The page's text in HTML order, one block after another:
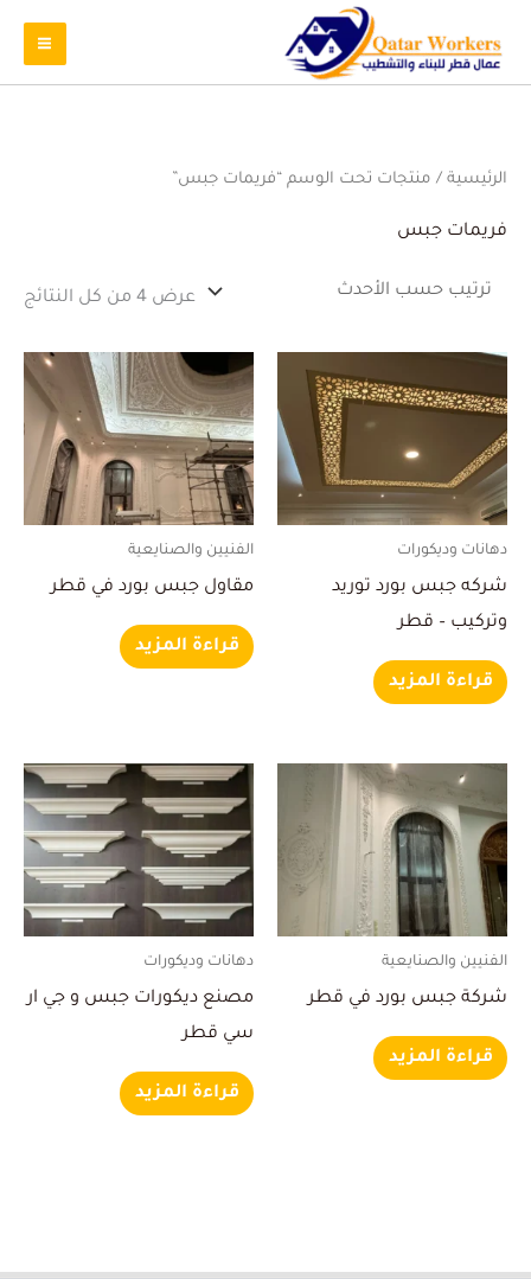
الرئيسية / منتجات تحت الوسم “فريمات جبس”
فريمات جبس
عرض ⁦4⁩ من كل النتائج
دهانات وديكورات
شركه جبس بورد توريد
وتركيب – قطر
قراءة المزيد
الفنيين والصنايعية
مقاول جبس بورد في قطر
قراءة المزيد
الفنيين والصنايعية
شركة جبس بورد في قطر
قراءة المزيد
دهانات وديكورات
مصنع ديكورات جبس و جي ار
سي قطر
قراءة المزيد